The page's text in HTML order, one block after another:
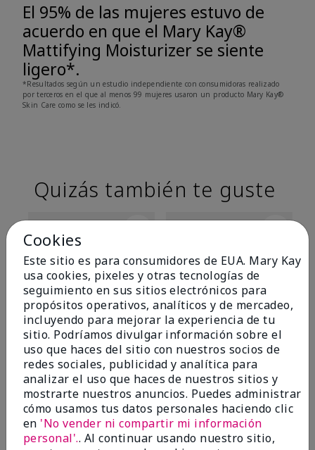
El 95% de las mujeres estuvo de
acuerdo en que el Mary Kay®
Mattifying Moisturizer se siente
ligero*.
*Resultados según un estudio independiente con consumidoras realizado
por terceros en el que al menos 99 mujeres usaron un producto Mary Kay®
Skin Care como se les indicó.
Quizás también te guste
TimeWise® Matte 3D
Foundation
Light 1​ (subtonos rosados
fríos)
$28.00
TimeWise® Luminous 3D
Foundation
Light 1​ (subtonos rosados
fríos)
$28.00
Cookies
Este sitio es para consumidores de EUA. Mary Kay
usa cookies, pixeles y otras tecnologías de
seguimiento en sus sitios electrónicos para
propósitos operativos, analíticos y de mercadeo,
incluyendo para mejorar la experiencia de tu
sitio. Podríamos divulgar información sobre el
uso que haces del sitio con nuestros socios de
redes sociales, publicidad y analítica para
analizar el uso que haces de nuestros sitios y
mostrarte nuestros anuncios. Puedes administrar
cómo usamos tus datos personales haciendo clic
en 'No vender ni compartir mi información
personal'.. Al continuar usando nuestro sitio,